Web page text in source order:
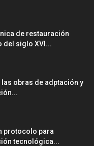
de restauración
del siglo XVI...
las obras de adptación y
protocolo para
tecnológica...